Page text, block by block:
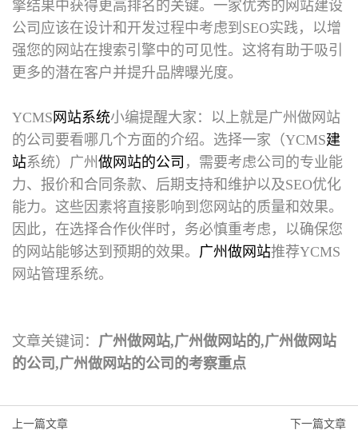
擎结果中获得更高排名的关键。一家优秀的网站建设
公司应该在设计和开发过程中考虑到SEO实践，以增
强您的网站在搜索引擎中的可见性。这将有助于吸引
更多的潜在客户并提升品牌曝光度。
YCMS 网站系统小编提醒大家：以上就是广州做网站
的公司 要看哪几个方面的介绍。选择一家（YCMS建
站系统）广州 做网站的公司 ，需要考虑公司的专业能
力、报价和合同条款、后期支持和维护以及SEO优化
能力。这些因素将直接影响到您网站的质量和效果。
因此，在选择合作伙伴时，务必慎重考虑，以确保您
的网站能够达到预期的效果。 广州做网站推荐YCMS
网站管理系统。
文章关键词： 广州做网站,广州做网站的,广州做网站
的公司,广州做网站的公司的考察重点
上一篇文章 下一篇文章